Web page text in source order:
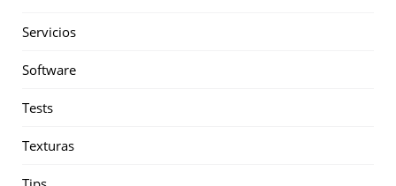
Servicios
Software
Tests
Texturas